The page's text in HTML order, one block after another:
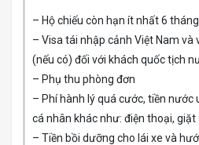
– Hộ chiếu còn hạn ít nhất 6 tháng
– Visa tái nhập cảnh Việt Nam và
(nếu có) đối với khách quốc tịch
– Phụ thu phòng đơn
– Phí hành lý quá cước, tiền nước
cá nhân khác như: điện thoại, giặt
– Tiền bồi dưỡng cho lái xe và